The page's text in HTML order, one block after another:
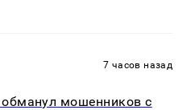
7 часов назад
обманул мошенников с